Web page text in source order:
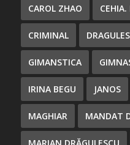
CAROL ZHAO CEHIA.
CRIMINAL
GIMANSTICA
IRINA BEGU JANOS
MAGHIAR MANDAT